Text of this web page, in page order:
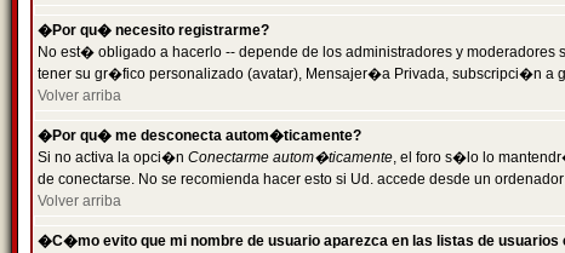
�Por qu� necesito registrarme?
No est� obligado a hacerlo -- depende de los administradores y
tener su gr�fico personalizado (avatar), Mensajer�a Privada, subscripci�n a
Volver arriba
�Por qu� me desconecta autom�ticamente?
Si no activa la opci�n Conectarme autom�ticamente, el foro s�lo lo
de conectarse. No se recomienda hacer esto si Ud. accede desde un
Volver arriba
�C�mo evito que mi nombre de usuario aparezca en las listas de usuarios